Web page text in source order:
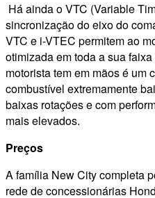
Há ainda o VTC (Variable
sincronização do eixo do
VTC e i-VTEC permitem ao
otimizada em toda a sua
motorista tem em mãos é um
combustível extremamente
baixas rotações e com
mais elevados.
Preços
A família New City completa
rede de concessionárias